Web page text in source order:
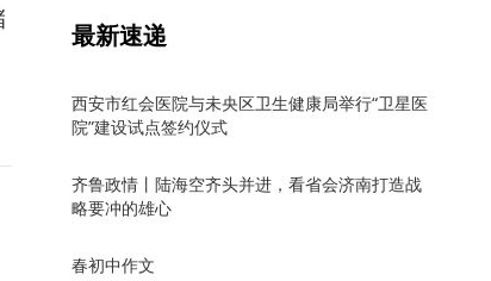
最新速递
西安市红会医院与未央区卫生健康局举行“卫星医
院”建设试点签约仪式
齐鲁政情丨陆海空齐头并进，看省会济南打造战
略要冲的雄心
春初中作文